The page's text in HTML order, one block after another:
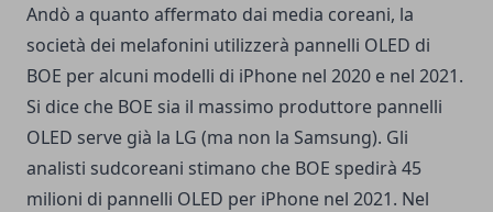
Andò a quanto affermato dai media coreani, la
società dei melafonini utilizzerà pannelli OLED di
BOE per alcuni modelli di iPhone nel 2020 e nel 2021.
Si dice che BOE sia il massimo produttore pannelli
OLED serve già la LG (ma non la Samsung). Gli
analisti sudcoreani stimano che BOE spedirà 45
milioni di pannelli OLED per iPhone nel 2021. Nel